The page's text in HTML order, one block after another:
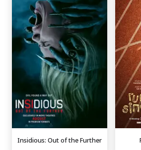
Insidious: Out of the Further